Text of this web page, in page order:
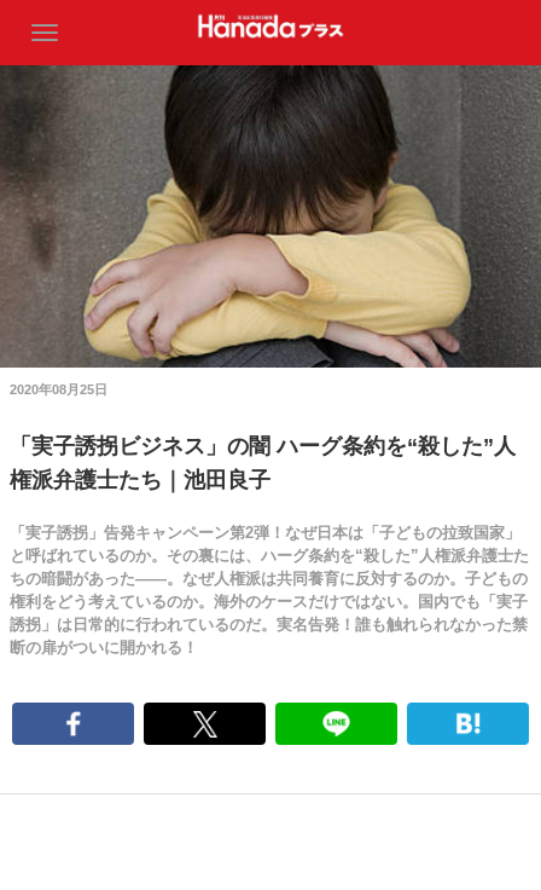
2020年08月25日
「実子誘拐ビジネス」の闇 ハーグ条約を“殺した”人
権派弁護士たち｜池田良子
「実子誘拐」告発キャンペーン第2弾！なぜ日本は「子どもの拉致国家」
と呼ばれているのか。その裏には、ハーグ条約を“殺した”人権派弁護士た
ちの暗闘があった――。なぜ人権派は共同養育に反対するのか。子どもの
権利をどう考えているのか。海外のケースだけではない。国内でも「実子
誘拐」は日常的に行われているのだ。実名告発！誰も触れられなかった禁
断の扉がついに開かれる！